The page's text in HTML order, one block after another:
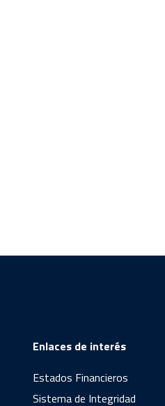
Enlaces de interés
Estados Financieros
Sistema de Integridad